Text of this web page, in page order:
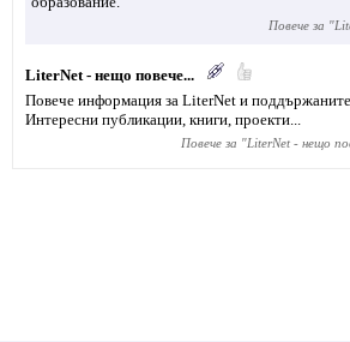
Повече за "
LiterNet - нещо повече...
Повече информация за LiterNet и поддържаните
Интересни публикации, книги, проекти...
Повече за "LiterNet - нещо